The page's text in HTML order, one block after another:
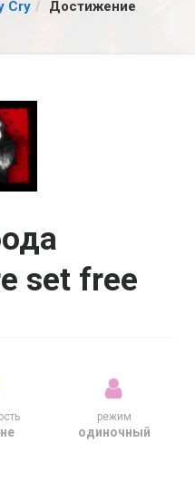
Cry
Достижение
set free
режим
одиночный